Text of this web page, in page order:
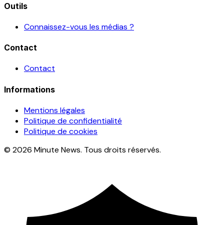
Outils
Connaissez-vous les médias ?
Contact
Contact
Informations
Mentions légales
Politique de confidentialité
Politique de cookies
© 2026 Minute News. Tous droits réservés.